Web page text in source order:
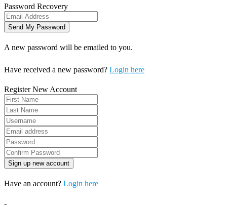
Password Recovery
A new password will be emailed to you.
Have received a new password? Login here
Register New Account
Have an account? Login here
-